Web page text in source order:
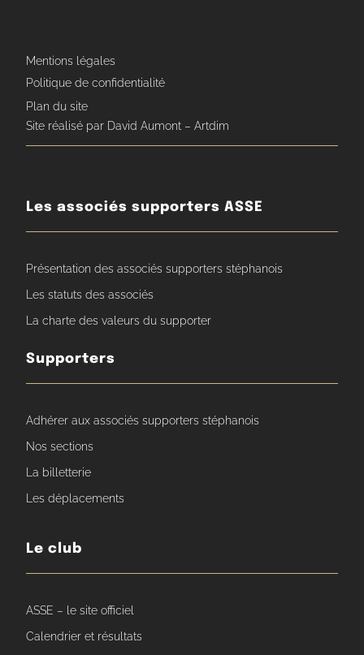
Mentions légales
Politique de confidentialité
Plan du site
Site réalisé par David Aumont – Artdim
Les associés supporters ASSE
Présentation des associés supporters stéphanois
Les statuts des associés
La charte des valeurs du supporter
Supporters
Adhérer aux associés supporters stéphanois
Nos sections
La billetterie
Les déplacements
Le club
ASSE – le site officiel
Calendrier et résultats